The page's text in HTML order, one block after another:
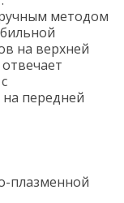
методом
на верхней
передней
плазменной